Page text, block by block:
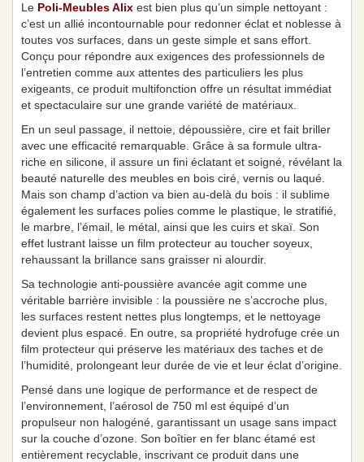
Le Poli-Meubles Alix est bien plus qu’un simple nettoyant :
c’est un allié incontournable pour redonner éclat et noblesse à
toutes vos surfaces, dans un geste simple et sans effort.
Conçu pour répondre aux exigences des professionnels de
l’entretien comme aux attentes des particuliers les plus
exigeants, ce produit multifonction offre un résultat immédiat
et spectaculaire sur une grande variété de matériaux.
En un seul passage, il nettoie, dépoussière, cire et fait briller
avec une efficacité remarquable. Grâce à sa formule ultra-
riche en silicone, il assure un fini éclatant et soigné, révélant la
beauté naturelle des meubles en bois ciré, vernis ou laqué.
Mais son champ d’action va bien au-delà du bois : il sublime
également les surfaces polies comme le plastique, le stratifié,
le marbre, l’émail, le métal, ainsi que les cuirs et skaï. Son
effet lustrant laisse un film protecteur au toucher soyeux,
rehaussant la brillance sans graisser ni alourdir.
Sa technologie anti-poussière avancée agit comme une
véritable barrière invisible : la poussière ne s’accroche plus,
les surfaces restent nettes plus longtemps, et le nettoyage
devient plus espacé. En outre, sa propriété hydrofuge crée un
film protecteur qui préserve les matériaux des taches et de
l’humidité, prolongeant leur durée de vie et leur éclat d’origine.
Pensé dans une logique de performance et de respect de
l’environnement, l’aérosol de 750 ml est équipé d’un
propulseur non halogéné, garantissant un usage sans impact
sur la couche d’ozone. Son boîtier en fer blanc étamé est
entièrement recyclable, inscrivant ce produit dans une